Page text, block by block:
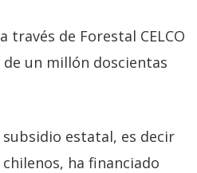
través de Forestal CELCO
un millón doscientas
subsidio estatal, es decir
ha financiado